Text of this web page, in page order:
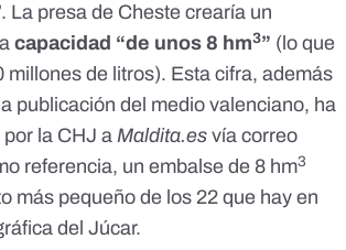
La presa de Cheste crearía un
capacidad “de unos 8 hm3” (lo que
millones de litros). Esta cifra, además
publicación del medio valenciano, ha
la CHJ aMaldita.es vía correo
referencia, un embalse de 8 hm3
más pequeño de los 22 que hay en
del Júcar.